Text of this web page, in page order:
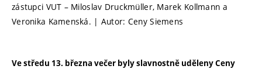
zástupci VUT – Miloslav Druckmüller, Marek Kollmann a
Veronika Kamenská. | Autor: Ceny Siemens
Ve středu 13. března večer byly slavnostně uděleny Ceny